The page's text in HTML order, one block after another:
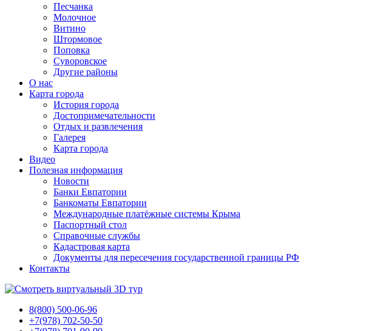
Песчанка
Молочное
Витино
Штормовое
Поповка
Суворовское
Другие районы
О нас
Карта города
История города
Достопримечательности
Отдых и развлечения
Галерея
Карта города
Видео
Полезная информация
Новости
Банки Евпатории
Банкоматы Евпатории
Международные платёжные системы Крыма
Паспортный стол
Справочные службы
Кадастровая карта
Документы для пересечения государственной границы РФ
Контакты
8(800) 500-06-96
+7(978) 702-50-50